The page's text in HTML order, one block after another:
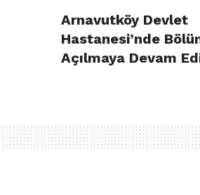
Arnavutköy Devlet
Hastanesi’nde
Açılmaya Devam